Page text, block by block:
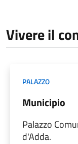
Vivere il
PALAZZO
Municipio
Palazzo
d'Adda.